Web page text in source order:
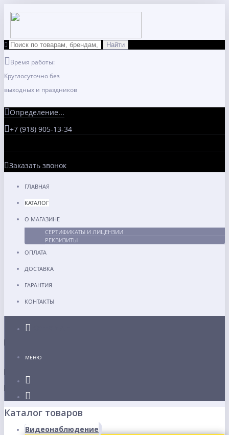
Время работы:
Круглосуточно без
выходных и праздников
Определение...
+7 (918) 905-13-34
Заказать звонок
ГЛАВНАЯ
КАТАЛОГ
О МАГАЗИНЕ
СЕРТИФИКАТЫ И ЛИЦЕНЗИИ
РЕКВИЗИТЫ
ОПЛАТА
ДОСТАВКА
ГАРАНТИЯ
КОНТАКТЫ
МЕНЮ
Каталог товаров
Видеонаблюдение